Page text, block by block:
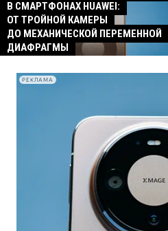
В СМАРТФОНАХ HUAWEI:
ОТ ТРОЙНОЙ КАМЕРЫ
ДО МЕХАНИЧЕСКОЙ ПЕРЕМЕННОЙ
ДИАФРАГМЫ
РЕКЛАМА